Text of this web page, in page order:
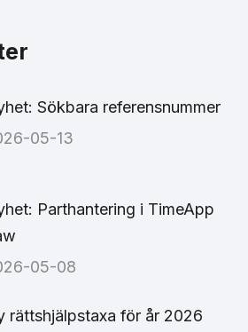
Sökbara referensnummer
05-13
Parthantering i TimeApp
05-08
rättshjälpstaxa för år 2026